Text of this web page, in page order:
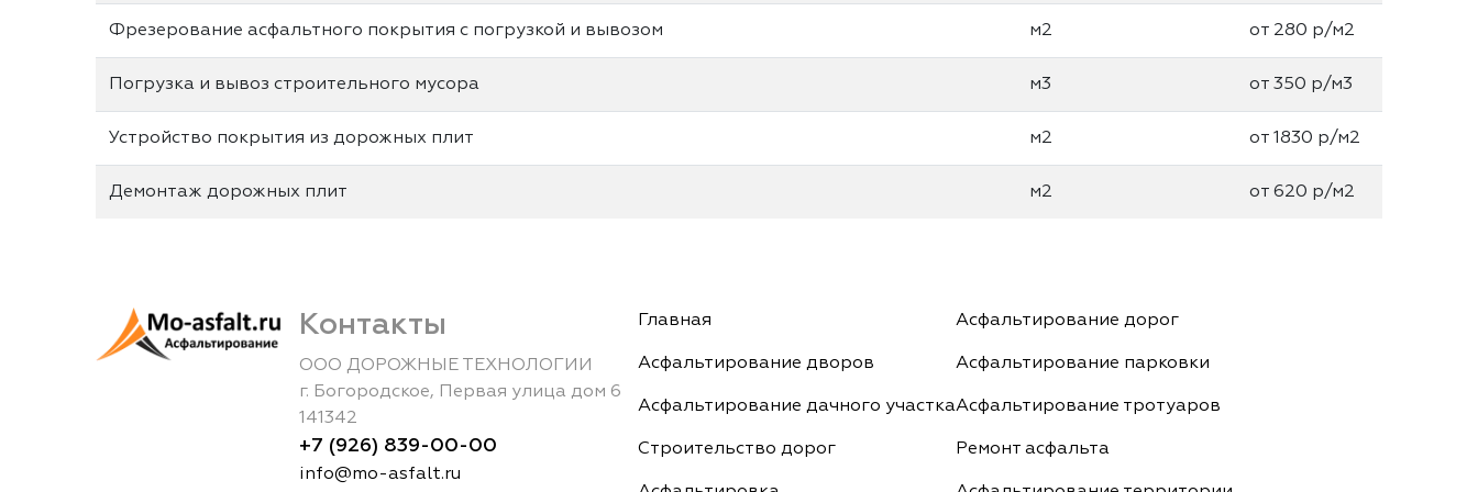
Фрезерование асфальтного покрытия с погрузкой и вывозом м2 от 280 р/м2
Погрузка и вывоз строительного мусора м3 от 350 р/м3
Устройство покрытия из дорожных плит м2 от 1830 р/м2
Демонтаж дорожных плит м2 от 620 р/м2
Контакты
ООО ДОРОЖНЫЕ ТЕХНОЛОГИИ
г. Богородское,
Первая улица дом 6
141342
+7 (926) 839-00-00
info@mo-asfalt.ru
Главная Асфальтирование дорог
Асфальтирование дворов Асфальтирование парковки
Асфальтирование дачного участкаАсфальтирование тротуаров
Строительство дорог Ремонт асфальта